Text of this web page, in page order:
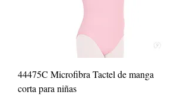
44475C Microfibra Tactel de manga
corta para niñas